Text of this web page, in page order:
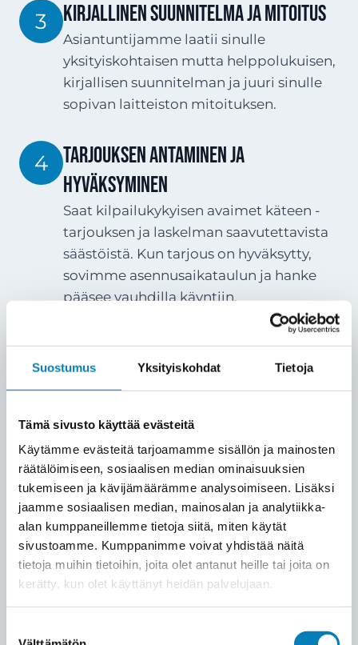
Suostumus Yksityiskohdat Tietoja
Tämä sivusto käyttää evästeitä
Käytämme evästeitä tarjoamamme sisällön ja mainosten
räätälöimiseen, sosiaalisen median ominaisuuksien
tukemiseen ja kävijämäärämme analysoimiseen. Lisäksi
jaamme sosiaalisen median, mainosalan ja analytiikka-
alan kumppaneillemme tietoja siitä, miten käytät
sivustoamme. Kumppanimme voivat yhdistää näitä
tietoja muihin tietoihin, joita olet antanut heille tai joita on
kerätty, kun olet käyttänyt heidän palvelujaan.
3 Kirjallinen suunnitelma ja mitoitus
Asiantuntijamme laatii sinulle
yksityiskohtaisen mutta helppolukuisen,
kirjallisen suunnitelman ja juuri sinulle
sopivan laitteiston mitoituksen.
4 Tarjouksen antaminen ja
hyväksyminen
Saat kilpailukykyisen avaimet käteen -
tarjouksen ja laskelman saavutettavista
säästöistä. Kun tarjous on hyväksytty,
sovimme asennusaikataulun ja hanke
pääsee vauhdilla käyntiin.
5 Laitteiston asennus
Asennamme ulkoyksikön ja sisäyksikön
(tai ohjausyksikön) sovitun
suunnitelman mukaisesti. Käytämme
varmistamme, että kaikki läpiviennit ja
kytkennät tehdään siististi ja
huolellisesti.
6 KÄYTTÖÖNOTTO ja opastus
Lämpöpumppu kytketään rakennuksen